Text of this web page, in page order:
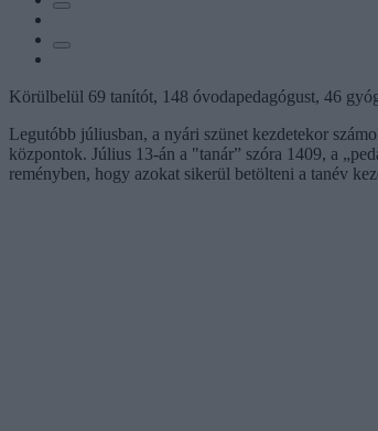
Körülbelül 69 tanítót, 148 óvodapedagógust, 46
Legutóbb júliusban, a nyári szünet kezdetekor
központok. Július 13-án a "tanár” szóra 1409, a
reményben, hogy azokat sikerül betölteni a tanév